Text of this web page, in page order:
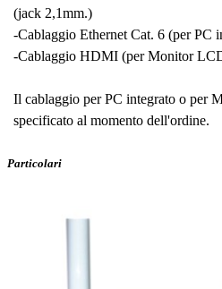
(jack 2,1mm.)
-Cablaggio Ethernet Cat. 6 (per PC
-Cablaggio HDMI (per Monitor
Il cablaggio per PC integrato o per
specificato al momento dell'ordine.
Particolari